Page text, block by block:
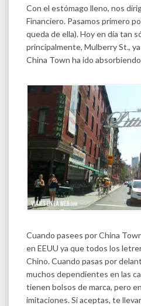
Con el estómago lleno, nos
Financiero. Pasamos primero
queda de ella). Hoy en día tan
principalmente, Mulberry St.,
China Town ha ido
Cuando pasees por China
en EEUU ya que todos los
Chino. Cuando pasas por
muchos dependientes en las
tienen bolsos de marca, pero
imitaciones. Si aceptas, te